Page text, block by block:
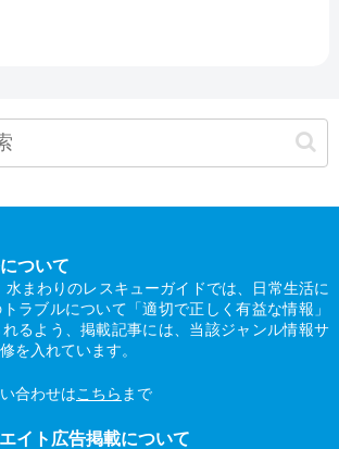
ついて
水まわりのレスキューガイドでは、日常生活に
ラブルについて「適切で正しく有益な情報」
るよう、掲載記事には、当該ジャンル情報サ
を入れています。
合わせはこちら まで
イト広告掲載について